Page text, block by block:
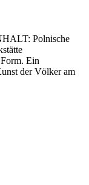
Polnische
Ein
der Völker am